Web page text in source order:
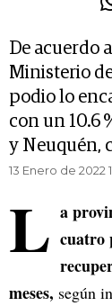
De acuerdo
Ministerio
podio lo
con un 10.6
y Neuquén,
13 Enero de 2022
L a
cuatro
meses, según